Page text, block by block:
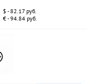
$ - 82.17 руб.
€ - 94.84 руб.